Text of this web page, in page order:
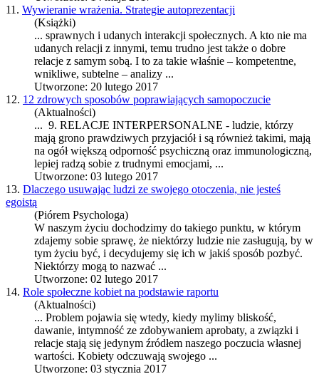
11. Wywieranie wrażenia. Strategie autoprezentacji
(Książki)
... sprawnych i udanych interakcji społecznych. A kto nie ma
udanych relacji z innymi, temu trudno jest także o dobre
relacje z samym sobą. I to za takie właśnie – kompetentne,
wnikliwe, subtelne – analizy ...
Utworzone: 20 lutego 2017
12. 12 zdrowych sposobów poprawiających samopoczucie
(Aktualności)
... 9. RELACJE INTERPERSONALNE - ludzie, którzy
mają grono prawdziwych przyjaciół i są również takimi, mają
na ogół większą odporność psychiczną oraz immunologiczną,
lepiej radzą sobie z trudnymi emocjami, ...
Utworzone: 03 lutego 2017
13. Dlaczego usuwając ludzi ze swojego otoczenia, nie jesteś
egoistą
(Piórem Psychologa)
W naszym życiu dochodzimy do takiego punktu, w którym
zdajemy sobie sprawę, że niektórzy ludzie nie zasługują, by w
tym życiu być, i decydujemy się ich w jakiś sposób pozbyć.
Niektórzy mogą to nazwać ...
Utworzone: 02 lutego 2017
14. Role społeczne kobiet na podstawie raportu
(Aktualności)
... Problem pojawia się wtedy, kiedy mylimy bliskość,
dawanie, intymność ze zdobywaniem aprobaty, a związki i
relacje stają się jedynym źródłem naszego poczucia własnej
wartości. Kobiety odczuwają swojego ...
Utworzone: 03 stycznia 2017